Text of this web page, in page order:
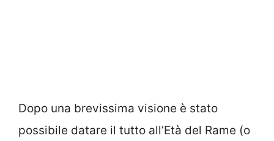
Dopo una brevissima visione è stato
possibile datare il tutto all’Età del Rame (o